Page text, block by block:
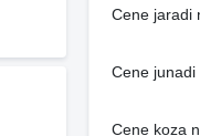
Cene jaradi
Cene junadi
Cene koza